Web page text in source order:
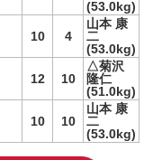
(53.0kg)
10 4
山本 康
二
(53.0kg)
12 10
△菊沢
隆仁
(51.0kg)
10 10
山本 康
二
(53.0kg)